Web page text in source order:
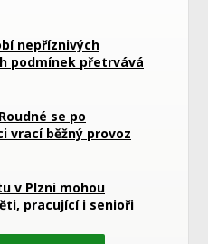
nepříznivých
podmínek přetrvává
se po
vrací běžný provoz
v Plzni mohou
pracující i senioři